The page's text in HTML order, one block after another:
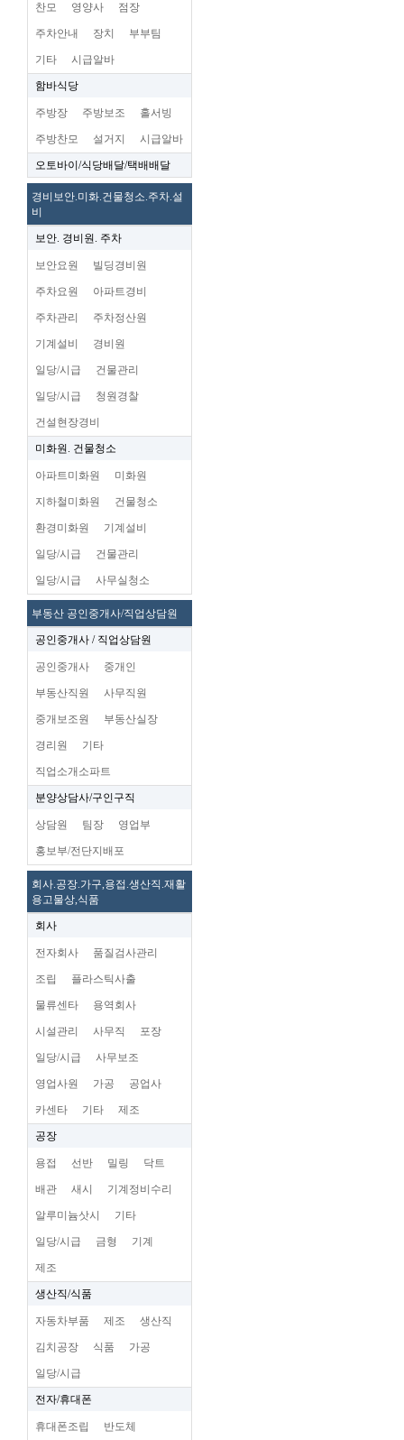
찬모 영양사 점장
주차안내 장치 부부팀
기타 시급알바
함바식당
주방장 주방보조 홀서빙
주방찬모 설거지 시급알바
오토바이/식당배달/택배배달
경비보안.미화.건물청소.주차.설
비
보안. 경비원. 주차
보안요원 빌딩경비원
주차요원 아파트경비
주차관리 주차정산원
기계설비 경비원
일당/시급 건물관리
일당/시급 청원경찰
건설현장경비
미화원. 건물청소
아파트미화원 미화원
지하철미화원 건물청소
환경미화원 기계설비
일당/시급 건물관리
일당/시급 사무실청소
부동산 공인중개사/직업상담원
공인중개사 / 직업상담원
공인중개사 중개인
부동산직원 사무직원
중개보조원 부동산실장
경리원 기타
직업소개소파트
분양상담사/구인구직
상담원 팀장 영업부
홍보부/전단지배포
회사.공장.가구,용접.생산직.재활
용고물상,식품
회사
전자회사 품질검사관리
조립 플라스틱사출
물류센타 용역회사
시설관리 사무직 포장
일당/시급 사무보조
영업사원 가공 공업사
카센타 기타 제조
공장
용접 선반 밀링 닥트
배관 새시 기계정비수리
알루미늄삿시 기타
일당/시급 금형 기계
제조
생산직/식품
자동차부품 제조 생산직
김치공장 식품 가공
일당/시급
전자/휴대폰
휴대폰조립 반도체